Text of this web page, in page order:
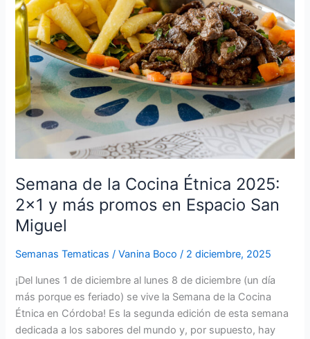
Semana de la Cocina Étnica 2025:
2×1 y más promos en Espacio San
Miguel
Semanas Tematicas /Vanina Boco/ 2 diciembre, 2025
¡Del lunes 1 de diciembre al lunes 8 de diciembre (un día
más porque es feriado) se vive la Semana de la Cocina
Étnica en Córdoba! Es la segunda edición de esta semana
dedicada a los sabores del mundo y, por supuesto, hay
y
más
promos
en
Espacio
San
Miguel